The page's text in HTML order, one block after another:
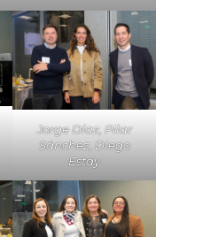
Jorge Díaz, Pilar
Sánchez, Diego
Estay